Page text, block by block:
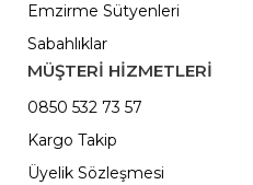
Emzirme Sütyenleri
Sabahlıklar
MÜŞTERİ HİZMETLERİ
0850 532 73 57
Kargo Takip
Üyelik Sözleşmesi